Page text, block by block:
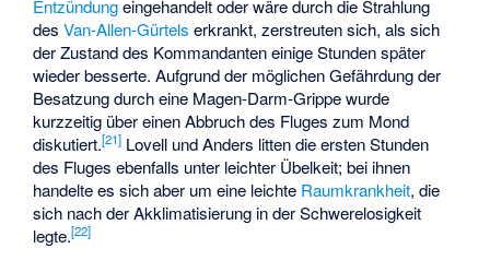
Entzündungeingehandelt oder wäre durch die Strahlung
desVan-Allen-Gürtels erkrankt, zerstreuten sich, als sich
der Zustand des Kommandanten einige Stunden später
wieder besserte. Aufgrund der möglichen Gefährdung der
Besatzung durch eine Magen-Darm-Grippe wurde
kurzzeitig über einen Abbruch des Fluges zum Mond
diskutiert.[21] Lovell und Anders litten die ersten Stunden
des Fluges ebenfalls unter leichter Übelkeit; bei ihnen
handelte es sich aber um eine leichte Raumkrankheit, die
sich nach der Akklimatisierung in der Schwerelosigkeit
legte.[22]